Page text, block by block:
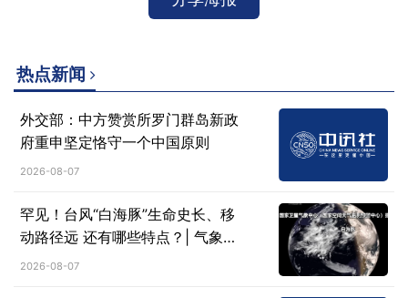
热点新闻
外交部：中方赞赏所罗门群岛新政
府重申坚定恪守一个中国原则
2026-08-07
罕见！台风“白海豚”生命史长、移
动路径远 还有哪些特点？| 气象科
普→
2026-08-07